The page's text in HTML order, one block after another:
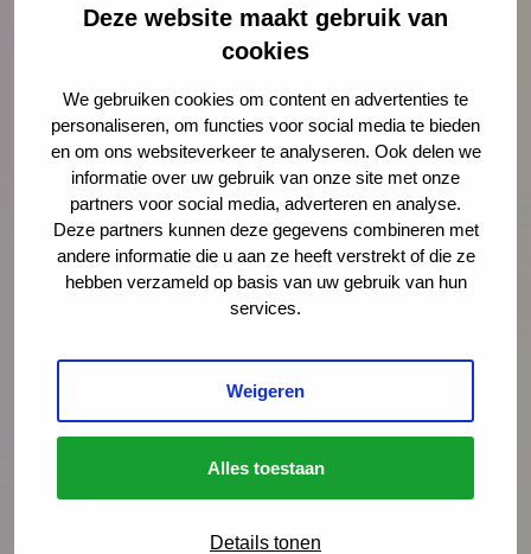
Deze website maakt gebruik van
cookies
We gebruiken cookies om content en advertenties te
personaliseren, om functies voor social media te bieden
en om ons websiteverkeer te analyseren. Ook delen we
informatie over uw gebruik van onze site met onze
partners voor social media, adverteren en analyse.
Deze partners kunnen deze gegevens combineren met
andere informatie die u aan ze heeft verstrekt of die ze
hebben verzameld op basis van uw gebruik van hun
services.
Weigeren
Alles toestaan
Details tonen
GIZ. Ook is Melissa betrokken bij thema’s als
burgerperspectief en kindermishandeling. Tot slot
Huisbezoek.
Melissa heeft Pedagogische Wetenschappen
gestudeerd aan de Universiteit van Leiden. Na haar
studie heeft zij zich voornamelijk beziggehouden
met de ontwikkeling en het beheer van
toegankelijke opvoed- en opgroei informatie voor
binnen het gedwongen kader. Met deze ervaring op
zak weet Melissa zeker dat haar hart sneller gaat
kloppen van preventie. Zo vroeg mogelijk bijdragen
aan een gezonde ontwikkeling voor ieder kind!